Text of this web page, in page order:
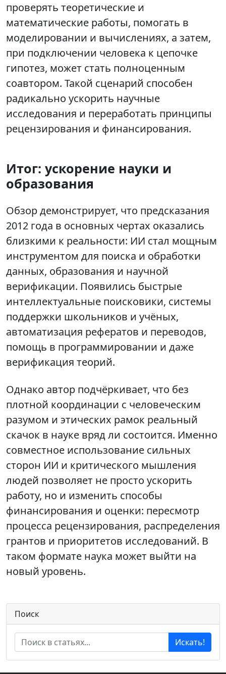
проверять теоретические и
математические работы, помогать в
моделировании и вычислениях, а затем,
при подключении человека к цепочке
гипотез, может стать полноценным
соавтором. Такой сценарий способен
радикально ускорить научные
исследования и переработать принципы
рецензирования и финансирования.
Итог: ускорение науки и
образования
Обзор демонстрирует, что предсказания
2012 года в основных чертах оказались
близкими к реальности: ИИ стал мощным
инструментом для поиска и обработки
данных, образования и научной
верификации. Появились быстрые
интеллектуальные поисковики, системы
поддержки школьников и учёных,
автоматизация рефератов и переводов,
помощь в программировании и даже
верификация теорий.
Однако автор подчёркивает, что без
плотной координации с человеческим
разумом и этических рамок реальный
скачок в науке вряд ли состоится. Именно
совместное использование сильных
сторон ИИ и критического мышления
людей позволяет не просто ускорить
работу, но и изменить способы
финансирования и оценки: пересмотр
процесса рецензирования, распределения
грантов и приоритетов исследований. В
таком формате наука может выйти на
новый уровень.
Поиск
Искать!